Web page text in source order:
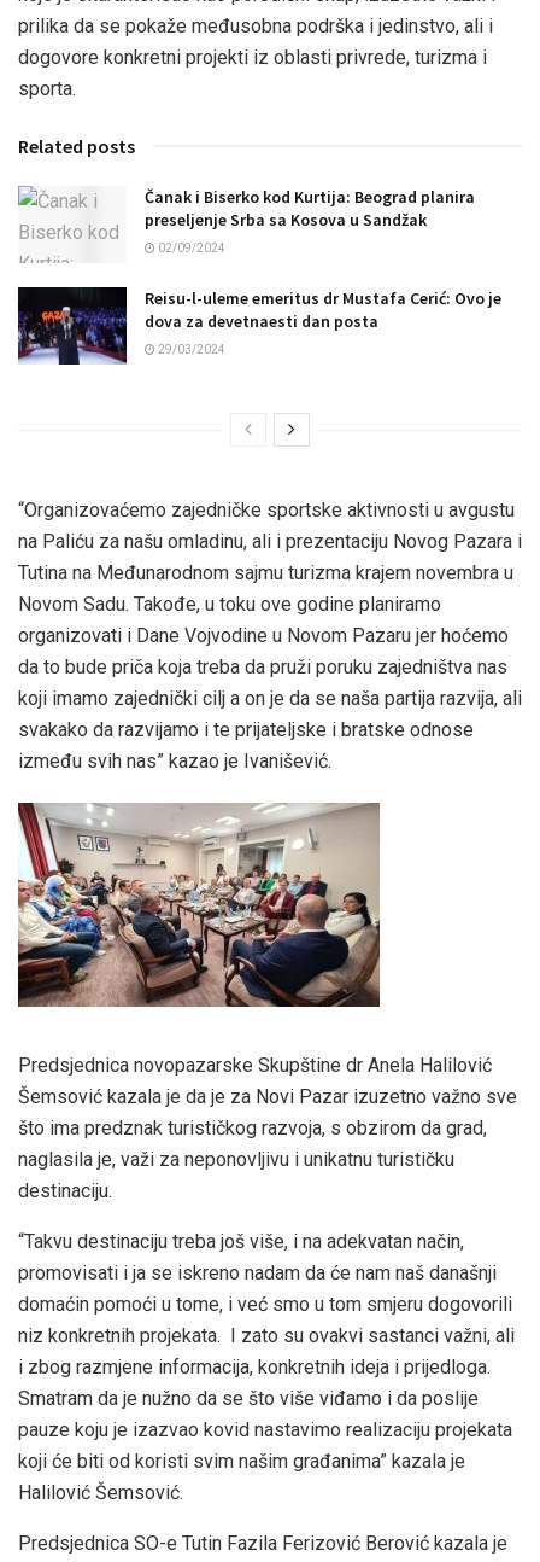
prilika da se pokaže međusobna podrška i jedinstvo, ali i
dogovore konkretni projekti iz oblasti privrede, turizma i
sporta.
Related posts
Čanak i Biserko kod Kurtija: Beograd planira
preseljenje Srba sa Kosova u Sandžak
02/09/2024
Reisu-l-uleme emeritus dr Mustafa Cerić: Ovo je
dova za devetnaesti dan posta
29/03/2024
“Organizovaćemo zajedničke sportske aktivnosti u avgustu
na Paliću za našu omladinu, ali i prezentaciju Novog Pazara i
Tutina na Međunarodnom sajmu turizma krajem novembra u
Novom Sadu. Takođe, u toku ove godine planiramo
organizovati i Dane Vojvodine u Novom Pazaru jer hoćemo
da to bude priča koja treba da pruži poruku zajedništva nas
koji imamo zajednički cilj a on je da se naša partija razvija, ali
svakako da razvijamo i te prijateljske i bratske odnose
između svih nas” kazao je Ivanišević.
Predsjednica novopazarske Skupštine dr Anela Halilović
Šemsović kazala je da je za Novi Pazar izuzetno važno sve
što ima predznak turističkog razvoja, s obzirom da grad,
naglasila je, važi za neponovljivu i unikatnu turističku
destinaciju.
“Takvu destinaciju treba još više, i na adekvatan način,
promovisati i ja se iskreno nadam da će nam naš današnji
domaćin pomoći u tome, i već smo u tom smjeru dogovorili
niz konkretnih projekata. I zato su ovakvi sastanci važni, ali
i zbog razmjene informacija, konkretnih ideja i prijedloga.
Smatram da je nužno da se što više viđamo i da poslije
pauze koju je izazvao kovid nastavimo realizaciju projekata
koji će biti od koristi svim našim građanima” kazala je
Halilović Šemsović.
Predsjednica SO-e Tutin Fazila Ferizović Berović kazala je